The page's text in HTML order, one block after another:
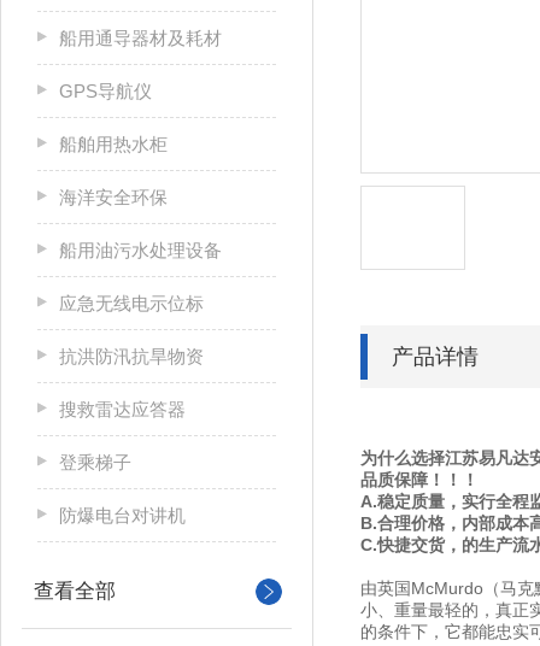
船用通导器材及耗材
GPS导航仪
船舶用热水柜
海洋安全环保
船用油污水处理设备
应急无线电示位标
抗洪防汛抗旱物资
搜救雷达应答器
登乘梯子
防爆电台对讲机
查看全部
产品详情
为什么选择江苏易凡达
品质保障！！！
A.稳定质量，实行全程
B.合理价格，内部成本
C.快捷交货，的生产流
由英国McMurdo（马
小、重量最轻的，真正
的条件下，它都能忠实